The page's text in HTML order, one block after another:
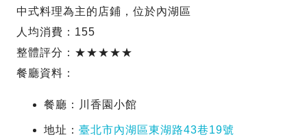
中式料理為主的店鋪，位於內湖區
人均消費：155
整體評分：★★★★★
餐廳資料：
餐廳：川香園小館
地址： 臺北市內湖區東湖路43巷19號